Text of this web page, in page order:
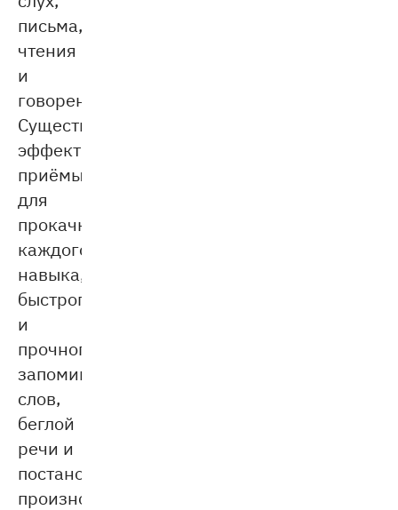
письма,
чтения
и
говорения.
Существуют
эффективные
приёмы
для
прокачки
каждого
навыка,
быстрого
и
прочного
запоминания
слов,
беглой
речи и
постановки
произношения.